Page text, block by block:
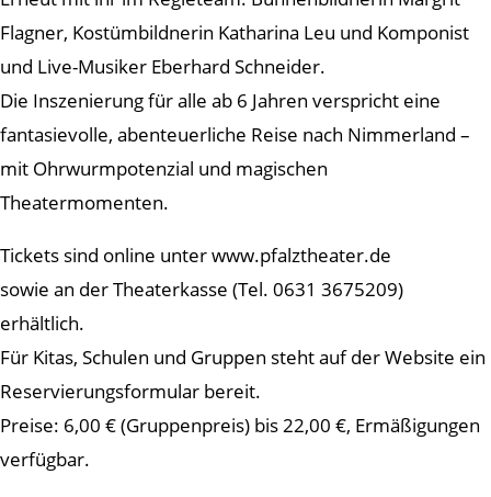
Flagner, Kostümbildnerin Katharina Leu und Komponist
und Live-Musiker Eberhard Schneider.
Die Inszenierung für alle ab 6 Jahren verspricht eine
fantasievolle, abenteuerliche Reise nach Nimmerland –
mit Ohrwurmpotenzial und magischen
Theatermomenten.
Tickets sind online unter www.pfalztheater.de
sowie an der Theaterkasse (Tel. 0631 3675209)
erhältlich.
Für Kitas, Schulen und Gruppen steht auf der Website ein
Reservierungsformular bereit.
Preise: 6,00 € (Gruppenpreis) bis 22,00 €, Ermäßigungen
verfügbar.